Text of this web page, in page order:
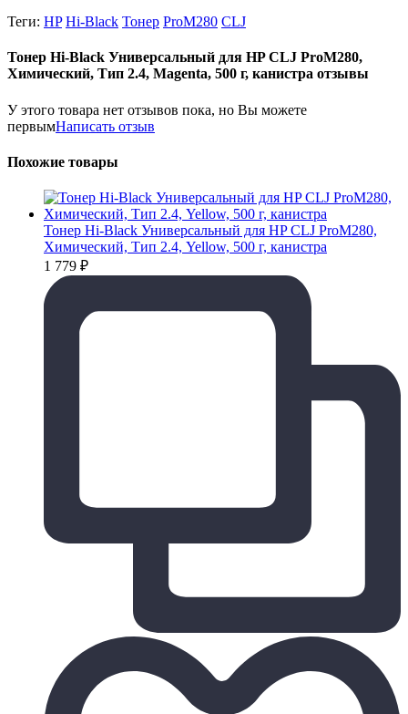
Теги: HP Hi-Black Тонер ProM280 CLJ
Тонер Hi-Black Универсальный для HP CLJ ProM280,
Химический, Тип 2.4, Magenta, 500 г, канистра отзывы
У этого товара нет отзывов пока, но Вы можете
первымНаписать отзыв
Похожие товары
Тонер Hi-Black Универсальный для HP CLJ ProM280,
Химический, Тип 2.4, Yellow, 500 г, канистра
1 779 ₽